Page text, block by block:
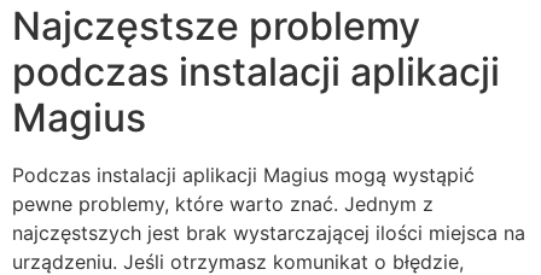
Najczęstsze problemy
podczas instalacji aplikacji
Magius
Podczas instalacji aplikacji Magius mogą wystąpić
pewne problemy, które warto znać. Jednym z
najczęstszych jest brak wystarczającej ilości miejsca na
urządzeniu. Jeśli otrzymasz komunikat o błędzie,